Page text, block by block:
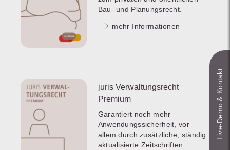
Bau- und Planungsrecht.
mehr Informationen
juris Verwaltungsrecht
Premium
Garantiert noch mehr
Anwendungssicherheit, vor
allem durch zusätzliche, ständig
aktualisierte Zeitschriften.
Live‑Demo & Kontakt